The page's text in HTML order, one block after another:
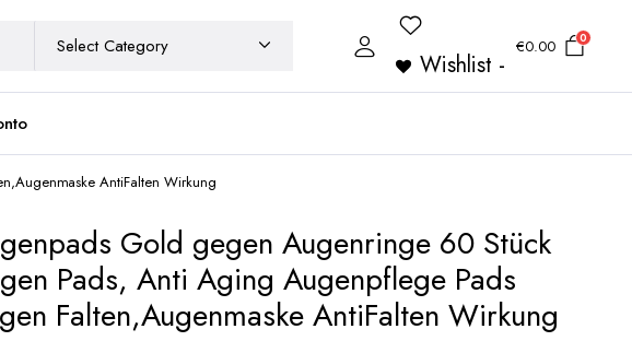
Wishlist -
€0.00 0
AntiFalten Wirkung
Gold gegen Augenringe 60 Stück
Pads, Anti Aging Augenpflege Pads
Falten,Augenmaske AntiFalten Wirkung